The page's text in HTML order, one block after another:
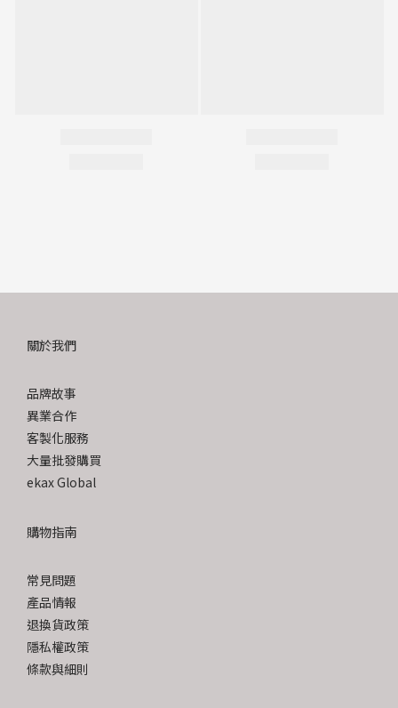
關於我們
品牌故事
異業合作
客製化服務
大量批發購買
ekax Global
購物指南
常見問題
產品情報
退換貨政策
隱私權政策
條款與細則